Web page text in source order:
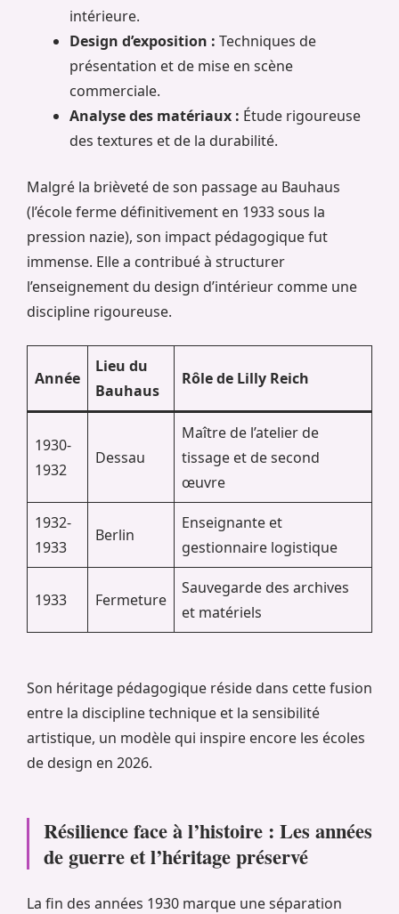
intérieure.
Design d’exposition : Techniques de
présentation et de mise en scène
commerciale.
Analyse des matériaux : Étude rigoureuse
des textures et de la durabilité.
Malgré la brièveté de son passage au Bauhaus
(l’école ferme définitivement en 1933 sous la
pression nazie), son impact pédagogique fut
immense. Elle a contribué à structurer
l’enseignement du design d’intérieur comme une
discipline rigoureuse.
Année
Lieu du
Bauhaus
Rôle de Lilly Reich
1930-
1932
Dessau
Maître de l’atelier de
tissage et de second
œuvre
1932-
1933
Berlin
Enseignante et
gestionnaire logistique
1933 Fermeture
Sauvegarde des archives
et matériels
Son héritage pédagogique réside dans cette fusion
entre la discipline technique et la sensibilité
artistique, un modèle qui inspire encore les écoles
de design en 2026.
Résilience face à l’histoire : Les années
de guerre et l’héritage préservé
La fin des années 1930 marque une séparation